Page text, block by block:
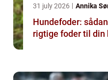
31 july 2026 Annika
Hundefoder:
rigtige foder til din